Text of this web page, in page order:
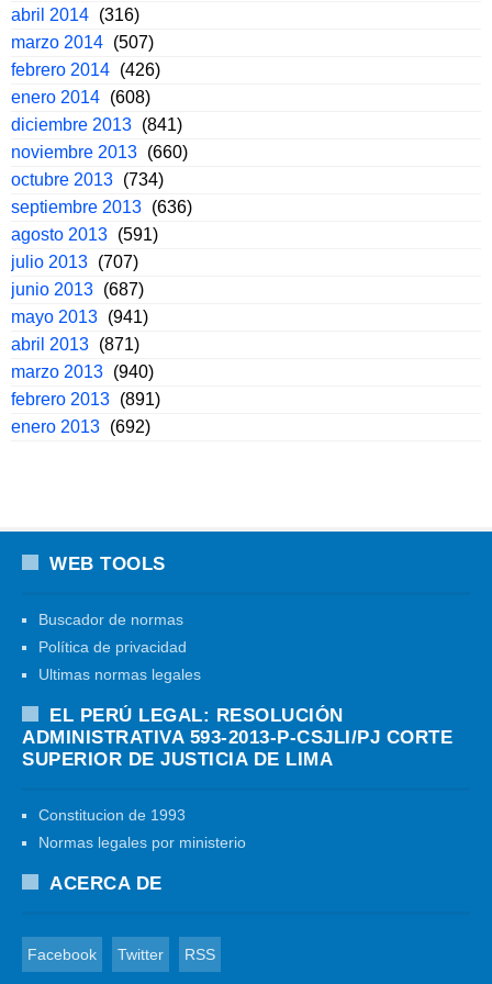
abril 2014 (316)
marzo 2014 (507)
febrero 2014 (426)
enero 2014 (608)
diciembre 2013 (841)
noviembre 2013 (660)
octubre 2013 (734)
septiembre 2013 (636)
agosto 2013 (591)
julio 2013 (707)
junio 2013 (687)
mayo 2013 (941)
abril 2013 (871)
marzo 2013 (940)
febrero 2013 (891)
enero 2013 (692)
WEB TOOLS
Buscador de normas
Política de privacidad
Ultimas normas legales
EL PERÚ LEGAL: RESOLUCIÓN
ADMINISTRATIVA 593-2013-P-CSJLI/PJ CORTE
SUPERIOR DE JUSTICIA DE LIMA
Constitucion de 1993
Normas legales por ministerio
ACERCA DE
Facebook Twitter RSS